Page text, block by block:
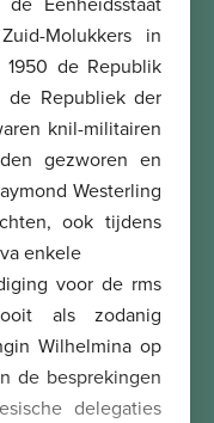
Molukkers in
de Republik
de Republiek der
knil-militairen
gezworen en
Westerling
ook tijdens
enkele
voor de rms
als zodanig
Wilhelmina op
de besprekingen
delegaties